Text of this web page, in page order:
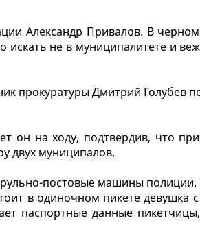
Александр Привалов. В
не в муниципалитете и
прокуратуры Дмитрий Голубев
он на ходу, подтвердив, что
двух муниципалов.
постовые машины полиции.
в одиночном пикете девушка
паспортные данные